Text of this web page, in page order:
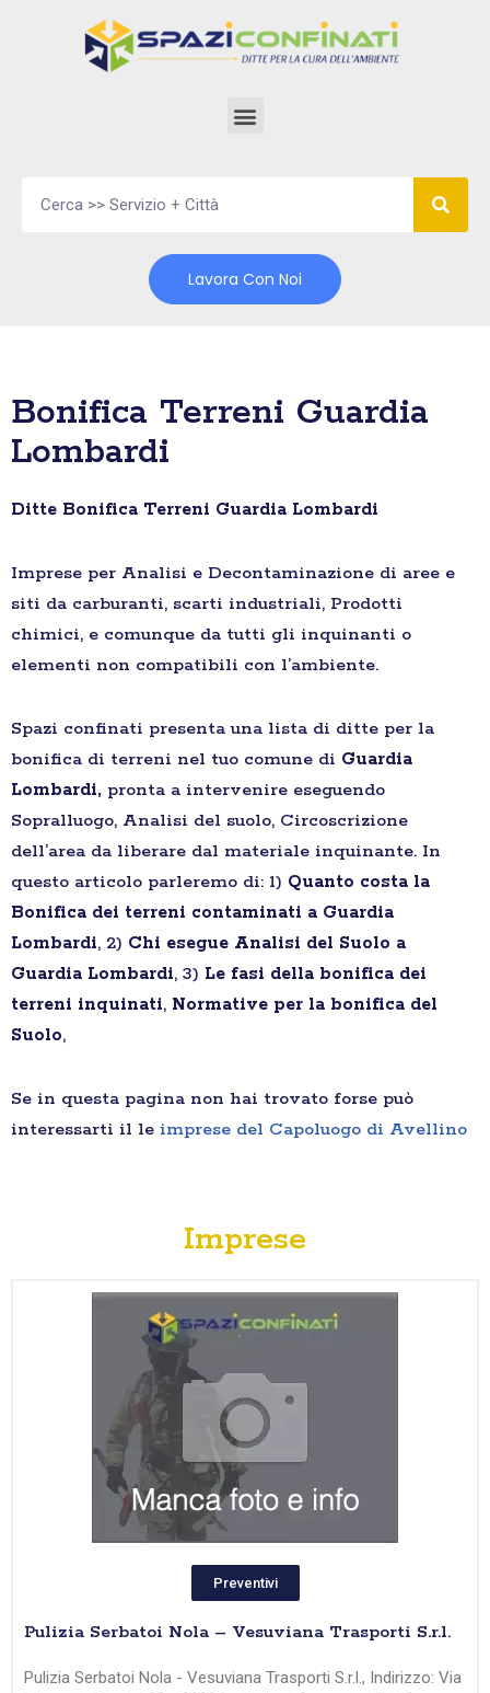
Lavora Con Noi
Bonifica Terreni Guardia
Lombardi
Ditte Bonifica Terreni Guardia Lombardi
Imprese per Analisi e Decontaminazione di aree e
siti da carburanti, scarti industriali, Prodotti
chimici, e comunque da tutti gli inquinanti o
elementi non compatibili con l’ambiente.
Spazi confinati presenta una lista di ditte per la
bonifica di terreni nel tuo comune di Guardia
Lombardi, pronta a intervenire eseguendo
Sopralluogo, Analisi del suolo, Circoscrizione
dell’area da liberare dal materiale inquinante. In
questo articolo parleremo di: 1) Quanto costa la
Bonifica dei terreni contaminati a Guardia
Lombardi, 2) Chi esegue Analisi del Suolo a
Guardia Lombardi, 3) Le fasi della bonifica dei
terreni inquinati, Normative per la bonifica del
Suolo,
Se in questa pagina non hai trovato forse può
interessarti il le imprese del Capoluogo di Avellino
Imprese
Preventivi
Pulizia Serbatoi Nola – Vesuviana Trasporti S.r.l.
Pulizia Serbatoi Nola - Vesuviana Trasporti S.r.l., Indirizzo: Via